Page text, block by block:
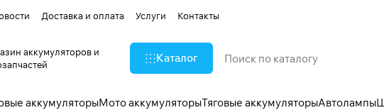
Доставка и оплата Услуги Контакты
аккумуляторов и
Каталог
аккумуляторыМото аккумуляторыТяговые аккумуляторыАвтолампы